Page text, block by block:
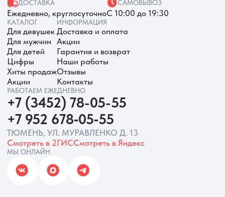
ИП Батырева Марина Александровна,
ИНН 720413822766, ОГРНИП
325723200064191
Политика обработки ПД
Согласие на обработку ПД
Политика Cookie
Согласие на рекламную рассылку